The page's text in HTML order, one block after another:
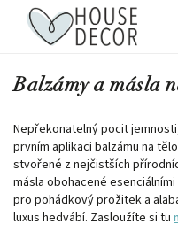
Balzámy a másla
Nepřekonatelný pocit
prvním aplikaci balzámu na
stvořené z nejčistších
másla obohacené
pro pohádkový prožitek a
luxus hedvábí. Zasloužíte si tu